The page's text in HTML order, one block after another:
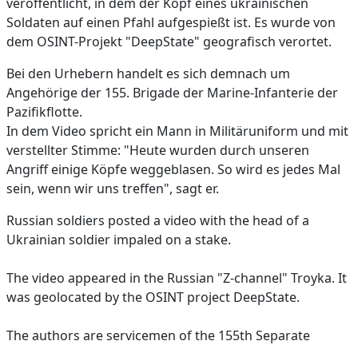
Soldaten auf einen Pfahl aufgespießt ist. Es wurde von
dem OSINT-Projekt "DeepState" geografisch verortet.
Bei den Urhebern handelt es sich demnach um
Angehörige der 155. Brigade der Marine-Infanterie der
Pazifikflotte.
In dem Video spricht ein Mann in Militäruniform und mit
verstellter Stimme: "Heute wurden durch unseren
Angriff einige Köpfe weggeblasen. So wird es jedes Mal
sein, wenn wir uns treffen", sagt er.
Russian soldiers posted a video with the head of a
Ukrainian soldier impaled on a stake.
The video appeared in the Russian "Z-channel" Troyka. It
was geolocated by the OSINT project DeepState.
The authors are servicemen of the 155th Separate